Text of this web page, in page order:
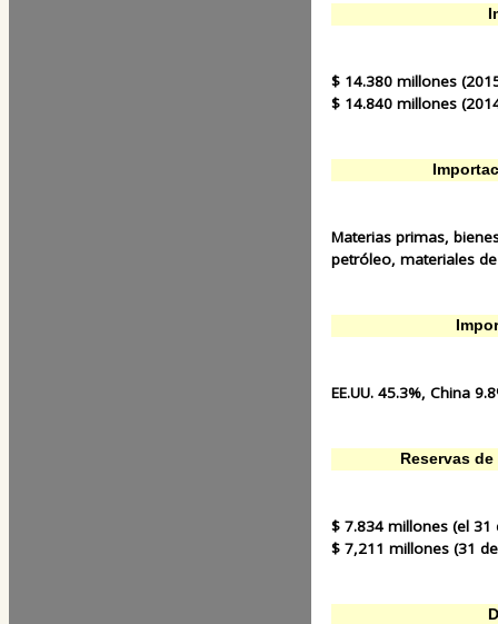
$ 14.380 millones
$ 14.840 millones
Materias primas,
petróleo, materiales
EE.UU. 45.3%, China
Reservas
$ 7.834 millones (el 31
$ 7,211 millones (31